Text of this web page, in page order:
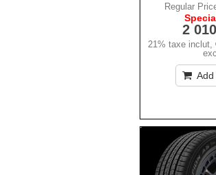
Regular
2
21% taxe inclut,